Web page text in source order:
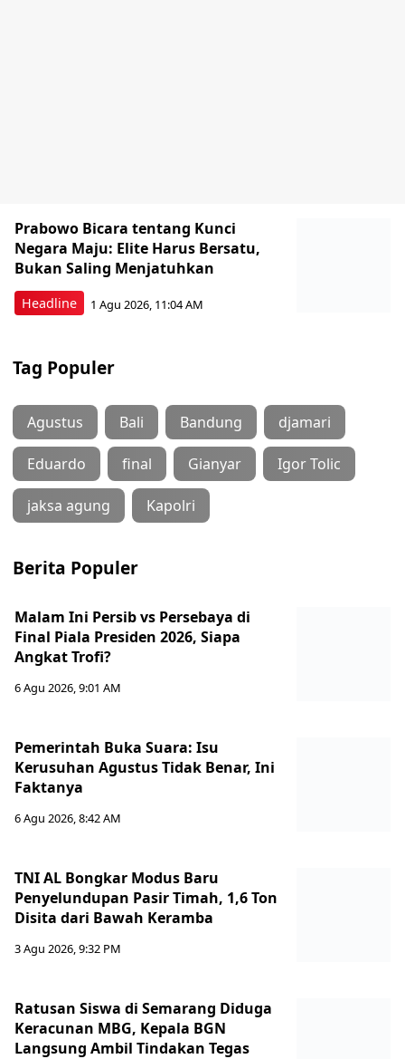
Headline
Prabowo Bicara tentang Kunci
Negara Maju: Elite Harus Bersatu,
Bukan Saling Menjatuhkan
1 Agu 2026, 11:04 AM
Tag Populer
Agustus Bali Bandung djamari
Eduardo final Gianyar Igor Tolic
jaksa agung Kapolri
Berita Populer
Malam Ini Persib vs Persebaya di
Final Piala Presiden 2026, Siapa
Angkat Trofi?
6 Agu 2026, 9:01 AM
Pemerintah Buka Suara: Isu
Kerusuhan Agustus Tidak Benar, Ini
Faktanya
6 Agu 2026, 8:42 AM
TNI AL Bongkar Modus Baru
Penyelundupan Pasir Timah, 1,6 Ton
Disita dari Bawah Keramba
3 Agu 2026, 9:32 PM
Ratusan Siswa di Semarang Diduga
Keracunan MBG, Kepala BGN
Langsung Ambil Tindakan Tegas